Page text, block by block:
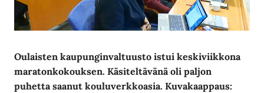
Oulaisten kaupunginvaltuusto istui keskiviikkona
maratonkokouksen. Käsiteltävänä oli paljon
puhetta saanut kouluverkkoasia. Kuvakaappaus: